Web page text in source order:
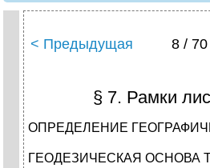
< Предыдущая 8 / 70
§ 7. Рамки
ОПРЕДЕЛЕНИЕ
ГЕОДЕЗИЧЕСКАЯ ОСНОВА